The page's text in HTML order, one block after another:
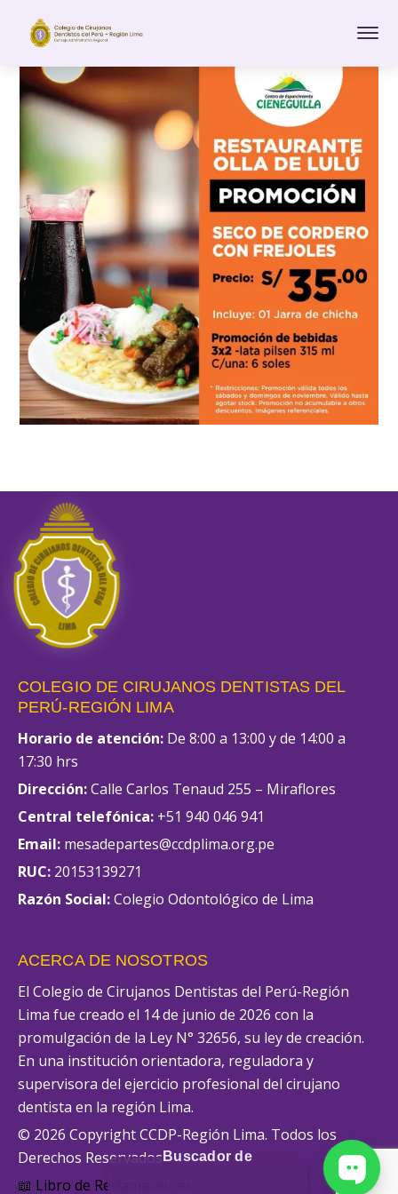
Buscador de
COLEGIO DE CIRUJANOS DENTISTAS DEL
PERÚ-REGIÓN LIMA
Horario de atención: De 8:00 a 13:00 y de 14:00 a
17:30 hrs
Dirección:Calle Carlos Tenaud 255 – Miraflores
Central telefónica: +51 940 046 941
Email: mesadepartes@ccdplima.org.pe
RUC: 20153139271
Razón Social:Colegio Odontológico de Lima
ACERCA DE NOSOTROS
El Colegio de Cirujanos Dentistas del Perú-Región
Lima fue creado el 14 de junio de 2026 con la
promulgación de la Ley N° 32656, su ley de creación.
En una institución orientadora, reguladora y
supervisora del ejercicio profesional del cirujano
dentista en la región Lima.
© 2026 Copyright CCDP-Región Lima. Todos los
Derechos Reservados
📖 Libro de Reclamaciones